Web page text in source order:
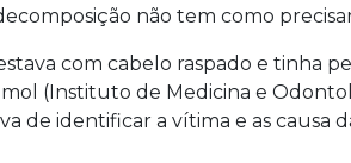
não tem como
com cabelo raspado e tinha
(Instituto de Medicina e
de identificar a vítima e as causa